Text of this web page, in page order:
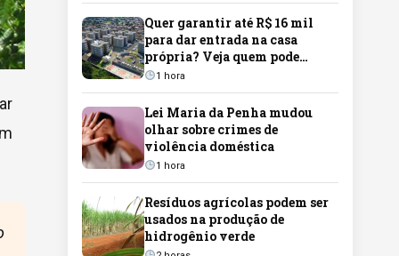
Quer garantir até R$ 16 mil
para dar entrada na casa
própria? Veja quem pode
participar do programa em
Campo Grande
1 hora
Lei Maria da Penha mudou
olhar sobre crimes de
violência doméstica
1 hora
Resíduos agrícolas podem ser
usados na produção de
hidrogênio verde